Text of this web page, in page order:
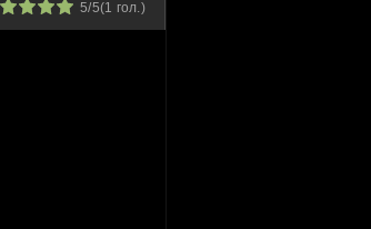
5/5(1 гол.)